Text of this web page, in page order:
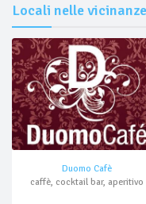
Locali nelle vicinanze
Duomo Cafè
caffè, cocktail bar, aperitivo